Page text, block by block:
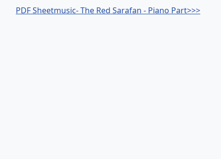
PDF Sheetmusic- The Red Sarafan - Piano Part>>>